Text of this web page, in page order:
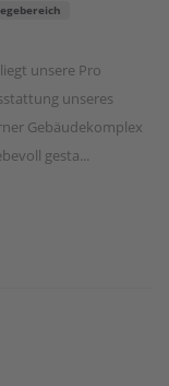
unsere Pro
unseres
Gebäudekomplex
gesta...